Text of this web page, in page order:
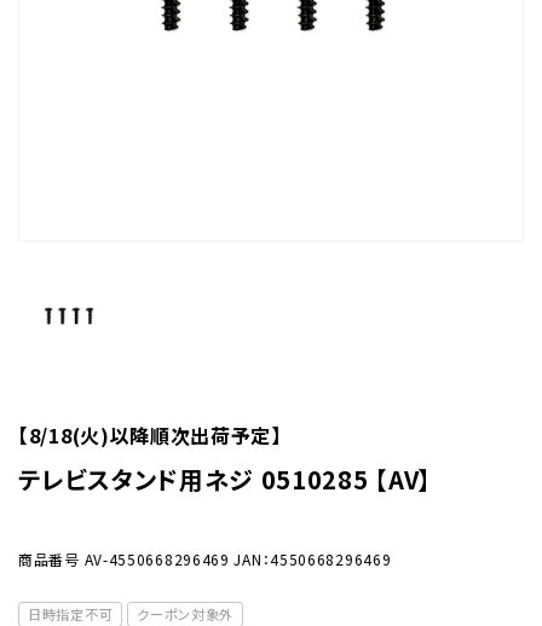
【8/18(火)以降順次出荷予定】
テレビスタンド用ネジ 0510285 【AV】
商品番号 AV-4550668296469 JAN：4550668296469
日時指定不可 クーポン対象外